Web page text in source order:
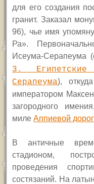
для его создания
гранит. Заказал
96), чье имя
Ра».
Исеума-Серапеума
3.
Серапеума),
императором
загородного
милеАппиевой
В античные
стадионом,
проведения
состязаний. На